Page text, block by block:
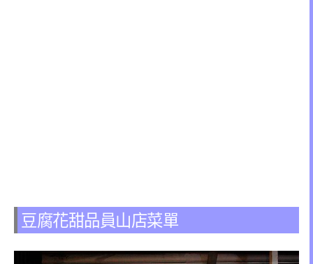
豆腐花甜品員山店菜單